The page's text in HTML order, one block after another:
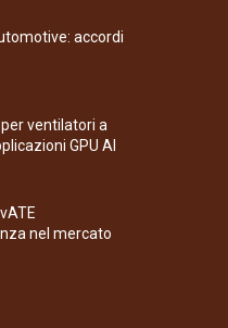
accordi
ventilatori a
GPU AI
nel mercato